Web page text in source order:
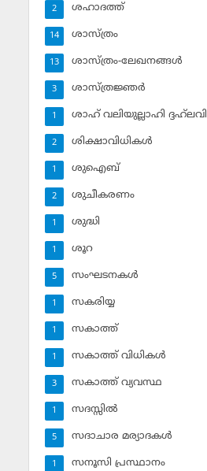
ശഹാദത്ത്
2
ശാസ്ത്രം
14
ശാസ്ത്രം-ലേഖനങ്ങള്‍
13
ശാസ്ത്രജ്ഞര്‍
3
ശാഹ് വലിയുല്ലാഹി ദ്ദഹ്‌ലവി
1
ശിക്ഷാവിധികള്‍
2
ശുഐബ്‌
1
ശുചീകരണം
2
ശുദ്ധി
1
ശൂറ
1
സംഘടനകള്‍
5
സകരിയ്യ
1
സകാത്ത്‌
1
സകാത്ത്‌ വിധികള്‍
1
സകാത്ത്‌ വ്യവസ്ഥ
3
സദസ്സില്‍
1
സദാചാര മര്യാദകള്‍
5
സനൂസി പ്രസ്ഥാനം
1